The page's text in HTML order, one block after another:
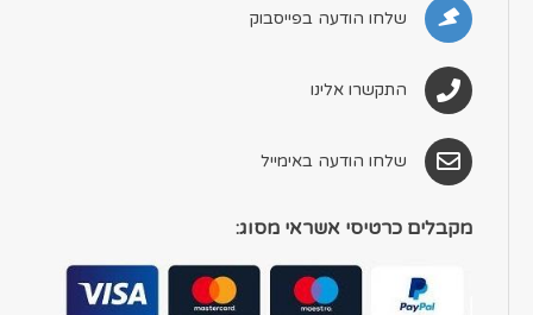
שלחו הודעה בפייסבוק
התקשרו אלינו
שלחו הודעה באימייל
מקבלים כרטיסי אשראי מסוג: